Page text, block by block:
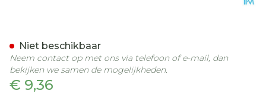
€ 9,36
Niet beschikbaar
Neem contact op met ons via telefoon of e-mail, dan
bekijken we samen de mogelijkheden.